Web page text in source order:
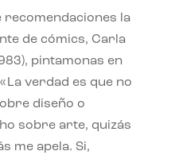
recomendaciones la
de cómics, Carla
pintamonas en
verdad es que no
diseño o
sobre arte, quizás
me apela. Si,